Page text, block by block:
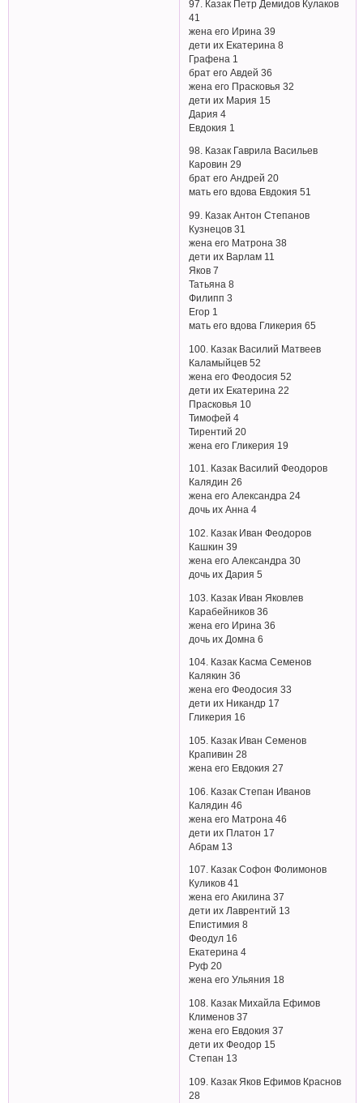
97. Казак Петр Демидов Кулаков
41
жена его Ирина 39
дети их Екатерина 8
Графена 1
брат его Авдей 36
жена его Прасковья 32
дети их Мария 15
Дария 4
Евдокия 1
98. Казак Гаврила Васильев
Каровин 29
брат его Андрей 20
мать его вдова Евдокия 51
99. Казак Антон Степанов
Кузнецов 31
жена его Матрона 38
дети их Варлам 11
Яков 7
Татьяна 8
Филипп 3
Егор 1
мать его вдова Гликерия 65
100. Казак Василий Матвеев
Каламыйцев 52
жена его Феодосия 52
дети их Екатерина 22
Прасковья 10
Тимофей 4
Тирентий 20
жена его Гликерия 19
101. Казак Василий Феодоров
Калядин 26
жена его Александра 24
дочь их Анна 4
102. Казак Иван Феодоров
Кашкин 39
жена его Александра 30
дочь их Дария 5
103. Казак Иван Яковлев
Карабейников 36
жена его Ирина 36
дочь их Домна 6
104. Казак Касма Семенов
Калякин 36
жена его Феодосия 33
дети их Никандр 17
Гликерия 16
105. Казак Иван Семенов
Крапивин 28
жена его Евдокия 27
106. Казак Степан Иванов
Калядин 46
жена его Матрона 46
дети их Платон 17
Абрам 13
107. Казак Софон Фолимонов
Куликов 41
жена его Акилина 37
дети их Лаврентий 13
Епистимия 8
Феодул 16
Екатерина 4
Руф 20
жена его Ульяния 18
108. Казак Михайла Ефимов
Клименов 37
жена его Евдокия 37
дети их Феодор 15
Степан 13
109. Казак Яков Ефимов Краснов
28